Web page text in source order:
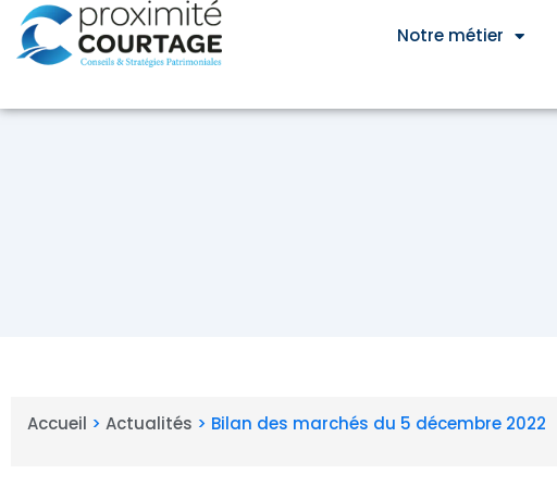
Aller
contenu
Notre métier
Accueil > Actualités > Bilan des marchés du 5 décembre 2022